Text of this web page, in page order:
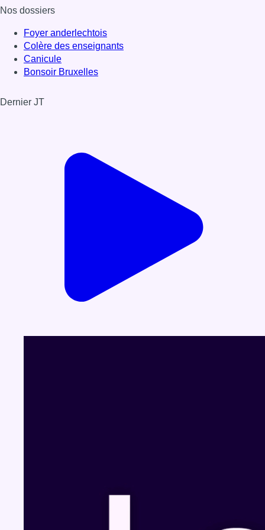
Nos dossiers
Foyer anderlechtois
Colère des enseignants
Canicule
Bonsoir Bruxelles
Dernier JT